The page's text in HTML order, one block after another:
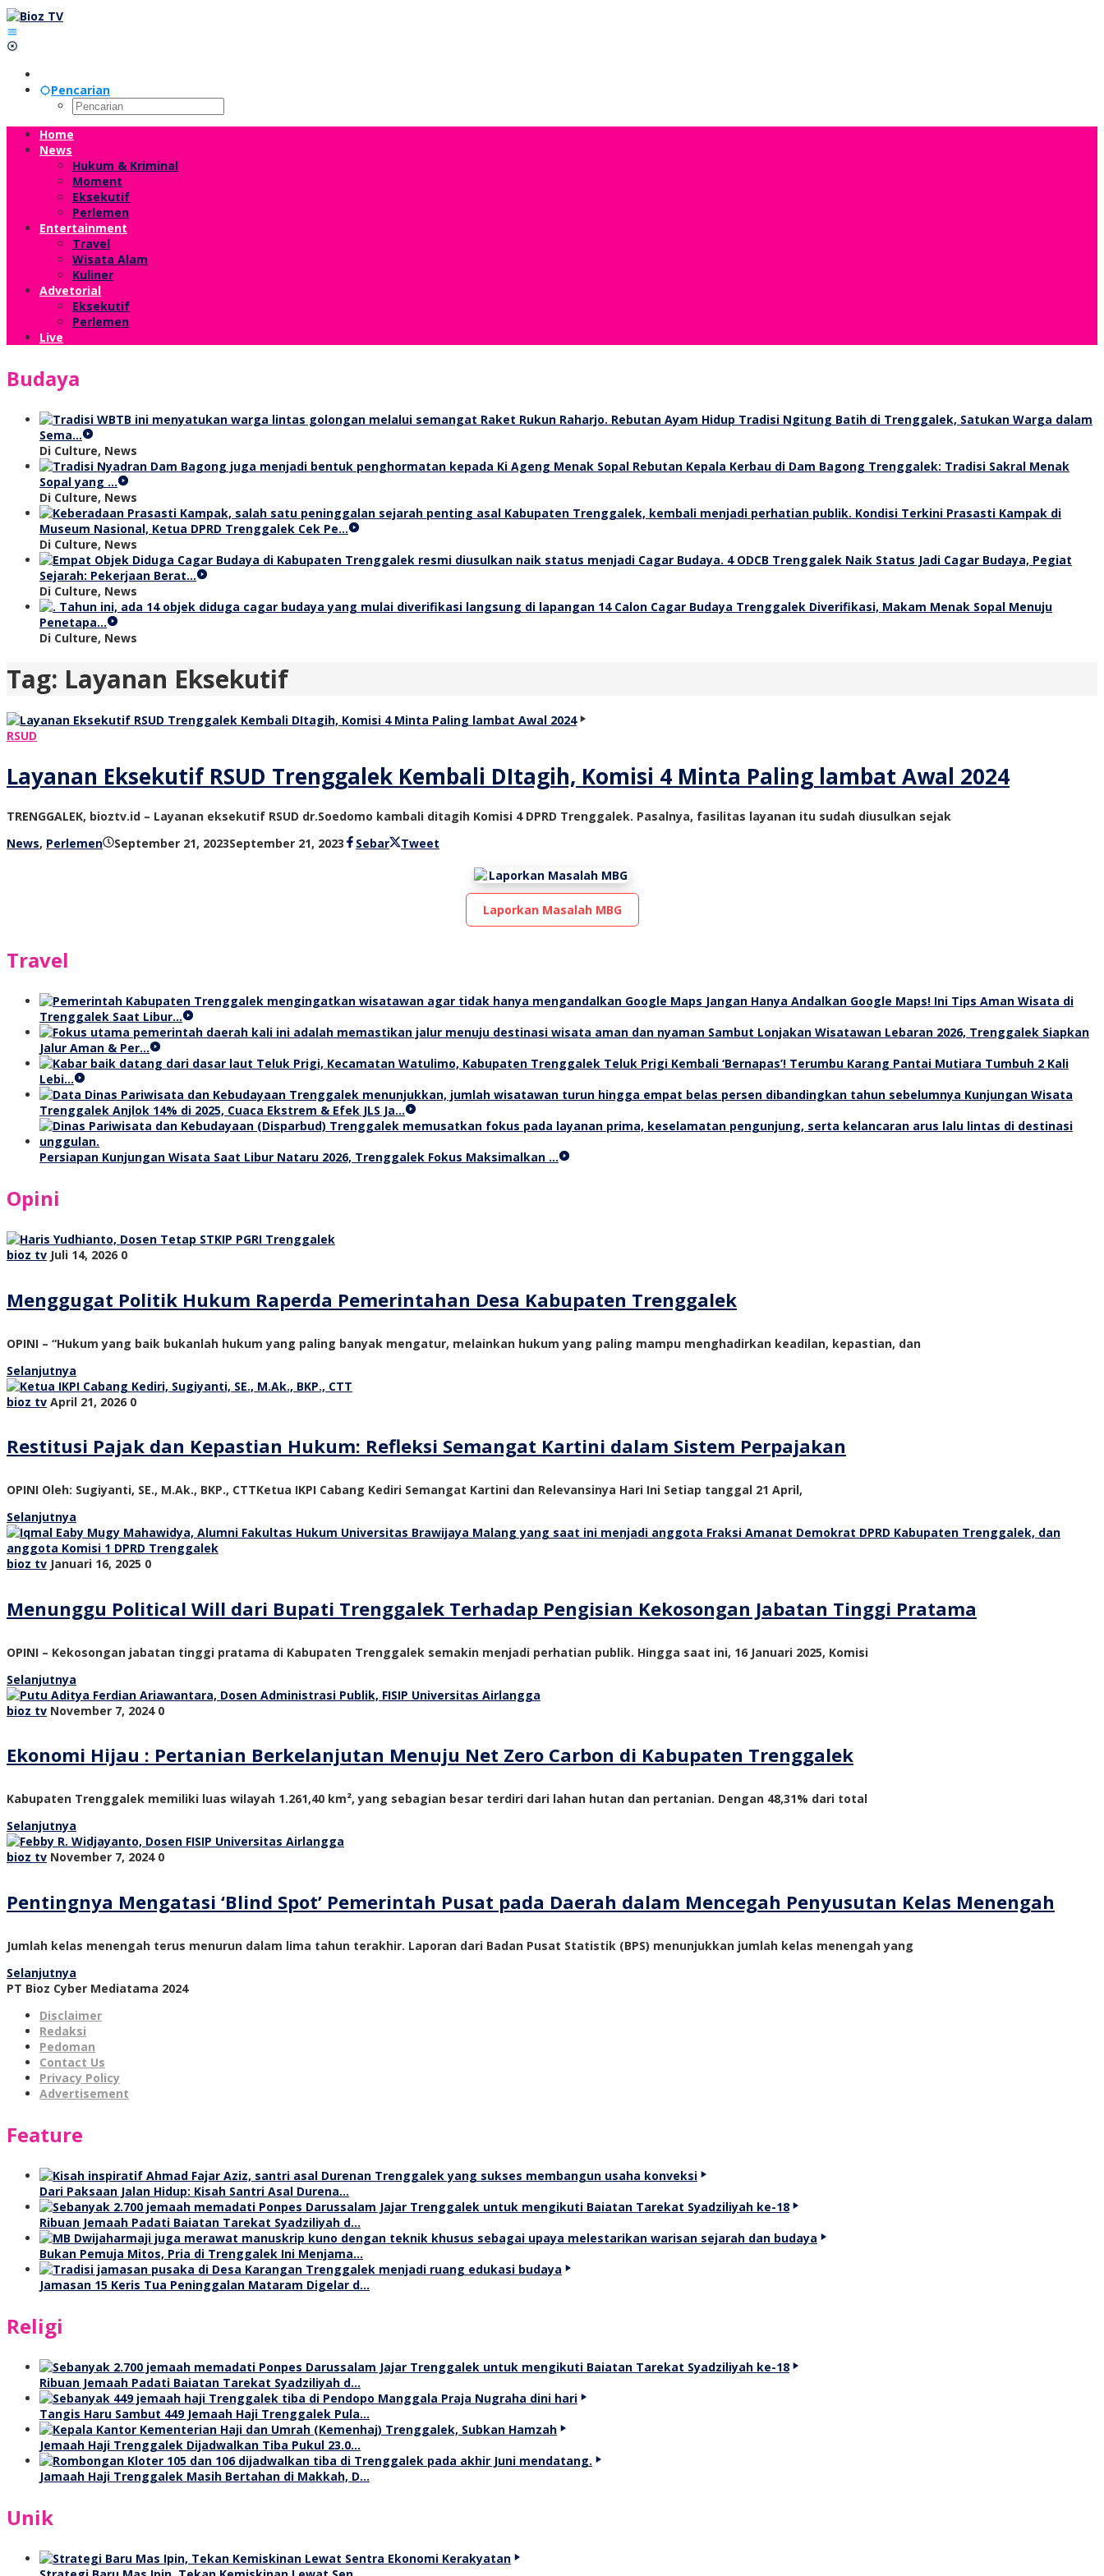
Lewati
ke
konten
Pencarian
Home
News
Hukum & Kriminal
Moment
Eksekutif
Perlemen
Entertainment
Travel
Wisata Alam
Kuliner
Advetorial
Eksekutif
Perlemen
Live
Budaya
Rebutan Ayam Hidup Tradisi Ngitung Batih di Trenggalek, Satukan Warga dalam
Sema…
Di Culture, News
Rebutan Kepala Kerbau di Dam Bagong Trenggalek: Tradisi Sakral Menak
Sopal yang …
Di Culture, News
Kondisi Terkini Prasasti Kampak di
Museum Nasional, Ketua DPRD Trenggalek Cek Pe…
Di Culture, News
4 ODCB Trenggalek Naik Status Jadi Cagar Budaya, Pegiat
Sejarah: Pekerjaan Berat…
Di Culture, News
14 Calon Cagar Budaya Trenggalek Diverifikasi, Makam Menak Sopal Menuju
Penetapa…
Di Culture, News
Tag: Layanan Eksekutif
RSUD
Layanan Eksekutif RSUD Trenggalek Kembali DItagih, Komisi 4 Minta Paling lambat Awal 2024
TRENGGALEK, bioztv.id – Layanan eksekutif RSUD dr.Soedomo kambali ditagih Komisi 4 DPRD Trenggalek. Pasalnya, fasilitas layanan itu sudah diusulkan sejak
News, Perlemen September 21, 2023September 21, 2023 olehSebar Tweet
Laporkan Masalah MBG
Travel
Jangan Hanya Andalkan Google Maps! Ini Tips Aman Wisata di
Trenggalek Saat Libur…
Sambut Lonjakan Wisatawan Lebaran 2026, Trenggalek Siapkan
Jalur Aman & Per…
Teluk Prigi Kembali ‘Bernapas’! Terumbu Karang Pantai Mutiara Tumbuh 2 Kali
Lebi…
Kunjungan Wisata
Trenggalek Anjlok 14% di 2025, Cuaca Ekstrem & Efek JLS Ja…
Persiapan Kunjungan Wisata Saat Libur Nataru 2026, Trenggalek Fokus Maksimalkan …
Opini
bioz tv Juli 14, 2026 0
Menggugat Politik Hukum Raperda Pemerintahan Desa Kabupaten Trenggalek
OPINI – “Hukum yang baik bukanlah hukum yang paling banyak mengatur, melainkan hukum yang paling mampu menghadirkan keadilan, kepastian, dan
Selanjutnya
bioz tv April 21, 2026 0
Restitusi Pajak dan Kepastian Hukum: Refleksi Semangat Kartini dalam Sistem Perpajakan
OPINI Oleh: Sugiyanti, SE., M.Ak., BKP., CTTKetua IKPI Cabang Kediri Semangat Kartini dan Relevansinya Hari Ini Setiap tanggal 21 April,
Selanjutnya
bioz tv Januari 16, 2025 0
Menunggu Political Will dari Bupati Trenggalek Terhadap Pengisian Kekosongan Jabatan Tinggi Pratama
OPINI – Kekosongan jabatan tinggi pratama di Kabupaten Trenggalek semakin menjadi perhatian publik. Hingga saat ini, 16 Januari 2025, Komisi
Selanjutnya
bioz tv November 7, 2024 0
Ekonomi Hijau : Pertanian Berkelanjutan Menuju Net Zero Carbon di Kabupaten Trenggalek
Kabupaten Trenggalek memiliki luas wilayah 1.261,40 km², yang sebagian besar terdiri dari lahan hutan dan pertanian. Dengan 48,31% dari total
Selanjutnya
bioz tv November 7, 2024 0
Pentingnya Mengatasi ‘Blind Spot’ Pemerintah Pusat pada Daerah dalam Mencegah Penyusutan Kelas Menengah
Jumlah kelas menengah terus menurun dalam lima tahun terakhir. Laporan dari Badan Pusat Statistik (BPS) menunjukkan jumlah kelas menengah yang
Selanjutnya
PT Bioz Cyber Mediatama 2024
Disclaimer
Redaksi
Pedoman
Contact Us
Privacy Policy
Advertisement
Feature
Dari Paksaan Jalan Hidup: Kisah Santri Asal Durena…
Ribuan Jemaah Padati Baiatan Tarekat Syadziliyah d…
Bukan Pemuja Mitos, Pria di Trenggalek Ini Menjama…
Jamasan 15 Keris Tua Peninggalan Mataram Digelar d…
Religi
Ribuan Jemaah Padati Baiatan Tarekat Syadziliyah d…
Tangis Haru Sambut 449 Jemaah Haji Trenggalek Pula…
Jemaah Haji Trenggalek Dijadwalkan Tiba Pukul 23.0…
Jamaah Haji Trenggalek Masih Bertahan di Makkah, D…
Unik